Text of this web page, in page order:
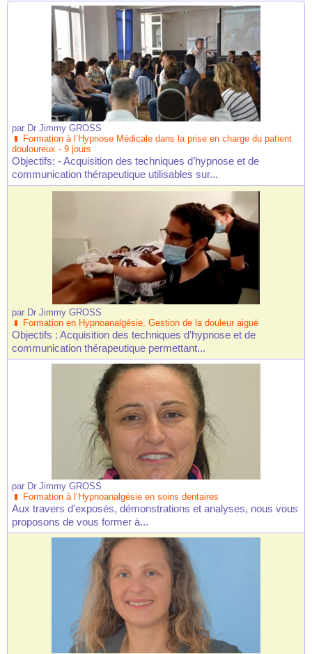
par Dr Jimmy GROSS
Formation à l’Hypnose Médicale dans la prise en charge du patient
douloureux - 9 jours
Objectifs: - Acquisition des techniques d’hypnose et de
communication thérapeutique utilisables sur...
par Dr Jimmy GROSS
Formation en Hypnoanalgésie, Gestion de la douleur aiguë
Objectifs : Acquisition des techniques d’hypnose et de
communication thérapeutique permettant...
par Dr Jimmy GROSS
Formation à l’Hypnoanalgésie en soins dentaires
Aux travers d'exposés, démonstrations et analyses, nous vous
proposons de vous former à...